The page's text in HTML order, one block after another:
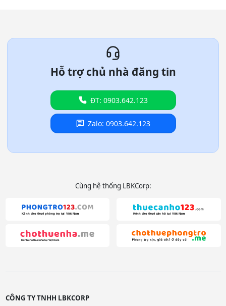
Hỗ trợ chủ nhà đăng tin
ĐT: 0903.642.123
Zalo: 0903.642.123
Cùng hệ thống LBKCorp:
CÔNG TY TNHH LBKCORP